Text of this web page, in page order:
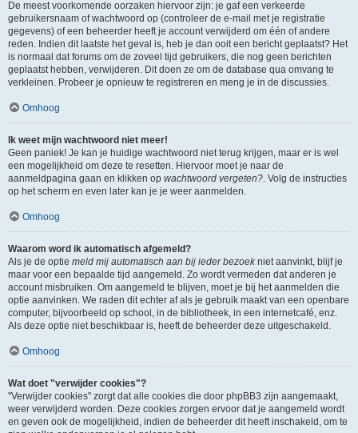
De meest voorkomende oorzaken hiervoor zijn: je gaf een verkeerde
gebruikersnaam of wachtwoord op (controleer de e-mail met je registratie
gegevens) of een beheerder heeft je account verwijderd om één of andere
reden. Indien dit laatste het geval is, heb je dan ooit een bericht geplaatst? Het
is normaal dat forums om de zoveel tijd gebruikers, die nog geen berichten
geplaatst hebben, verwijderen. Dit doen ze om de database qua omvang te
verkleinen. Probeer je opnieuw te registreren en meng je in de discussies.
Omhoog
Ik weet mijn wachtwoord niet meer!
Geen paniek! Je kan je huidige wachtwoord niet terug krijgen, maar er is wel
een mogelijkheid om deze te resetten. Hiervoor moet je naar de
aanmeldpagina gaan en klikken op wachtwoord vergeten?. Volg de instructies
op het scherm en even later kan je je weer aanmelden.
Omhoog
Waarom word ik automatisch afgemeld?
Als je de optie meld mij automatisch aan bij ieder bezoekniet aanvinkt, blijf je
maar voor een bepaalde tijd aangemeld. Zo wordt vermeden dat anderen je
account misbruiken. Om aangemeld te blijven, moet je bij het aanmelden die
optie aanvinken. We raden dit echter af als je gebruik maakt van een openbare
computer, bijvoorbeeld op school, in de bibliotheek, in een internetcafé, enz.
Als deze optie niet beschikbaar is, heeft de beheerder deze uitgeschakeld.
Omhoog
Wat doet "verwijder cookies"?
"Verwijder cookies" zorgt dat alle cookies die door phpBB3 zijn aangemaakt,
weer verwijderd worden. Deze cookies zorgen ervoor dat je aangemeld wordt
en geven ook de mogelijkheid, indien de beheerder dit heeft inschakeld, om te